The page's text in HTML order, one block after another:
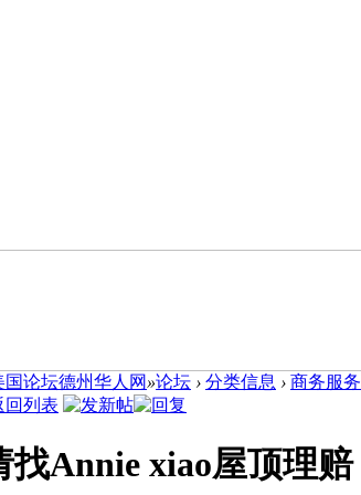
国论坛德州华人网 »论坛 › 分类信息 › 商务服务
回列表
找Annie xiao屋顶理赔